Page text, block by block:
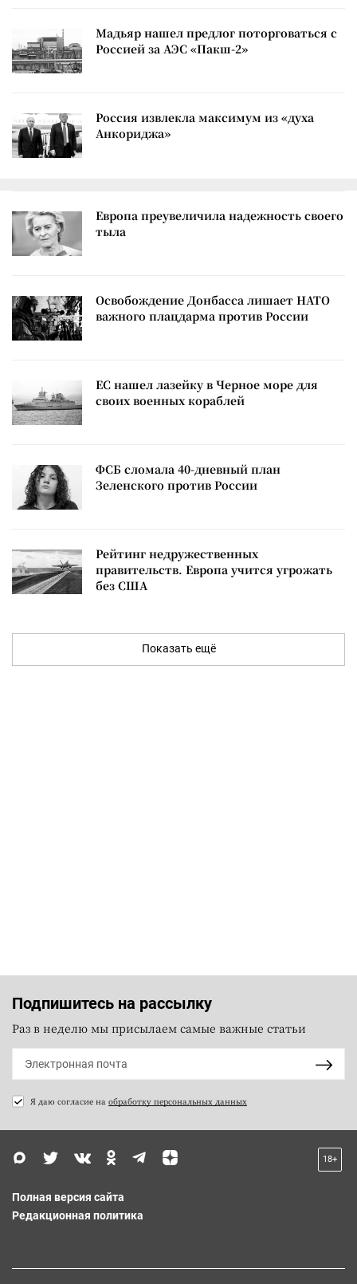
Мадьяр нашел предлог поторговаться с
Россией за АЭС «Пакш-2»
Россия извлекла максимум из «духа
Анкориджа»
Европа преувеличила надежность своего
тыла
Освобождение Донбасса лишает НАТО
важного плацдарма против России
ЕС нашел лазейку в Черное море для
своих военных кораблей
ФСБ сломала 40-дневный план
Зеленского против России
Рейтинг недружественных
правительств. Европа учится угрожать
без США
Показать ещё
Подпишитесь на рассылку
Раз в неделю мы присылаем самые важные статьи
Я даю согласие на обработку персональных данных
18+
Полная версия сайта
Редакционная политика